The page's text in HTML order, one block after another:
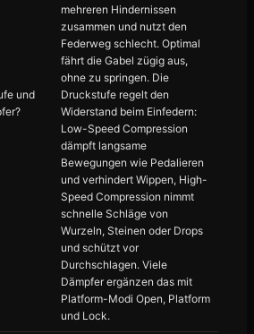
und
mehreren Hindernissen
zusammen und nutzt den
Federweg schlecht. Optimal
fährt die Gabel zügig aus,
ohne zu springen. Die
Druckstufe regelt den
Widerstand beim Einfedern:
Low-Speed Compression
dämpft langsame
Bewegungen wie Pedalieren
und verhindert Wippen, High-
Speed Compression nimmt
schnelle Schläge von
Wurzeln, Steinen oder Drops
und schützt vor
Durchschlagen. Viele
Dämpfer ergänzen das mit
Platform-Modi Open, Platform
und Lock.